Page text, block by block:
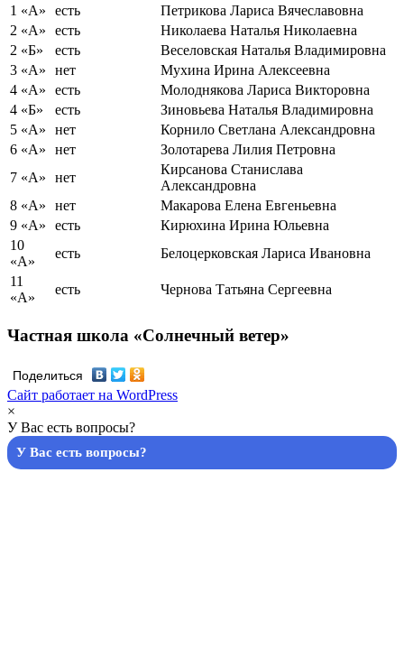
1 «А»
есть
Петрикова Лариса Вячеславовна
2 «А»
есть
Николаева Наталья Николаевна
2 «Б»
есть
Веселовская Наталья Владимировна
3 «А»
нет
Мухина Ирина Алексеевна
4 «А»
есть
Молоднякова Лариса Викторовна
4 «Б»
есть
Зиновьева Наталья Владимировна
5 «А»
нет
Корнило Светлана Александровна
6 «А»
нет
Золотарева Лилия Петровна
7 «А»
нет
Кирсанова Станислава
Александровна
8 «А»
нет
Макарова Елена Евгеньевна
9 «А»
есть
Кирюхина Ирина Юльевна
10
«А»
есть
Белоцерковская Лариса Ивановна
11
«А»
есть Чернова Татьяна Сергеевна
Частная школа «Солнечный ветер»
Поделиться
Сайт работает на WordPress
×
У Вас есть вопросы?
У Вас есть вопросы?